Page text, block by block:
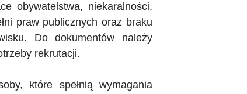
obywatelstwa, niekaralności,
praw publicznych oraz braku
Do dokumentów należy
rekrutacji.
które spełnią wymagania